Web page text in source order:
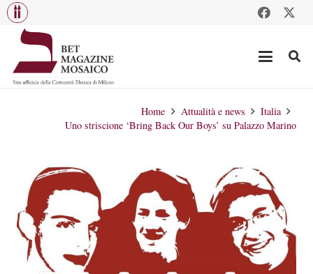
Home Attualità e news
Italia
Uno striscione ‘Bring Back Our Boys’ su Palazzo Marino